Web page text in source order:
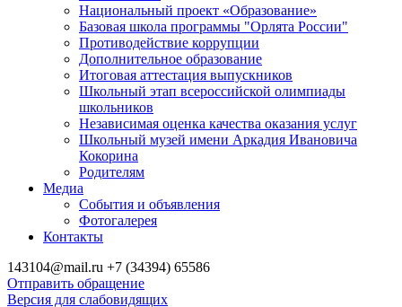
Национальный проект «Образование»
Базовая школа программы "Орлята России"
Противодействие коррупции
Дополнительное образование
Итоговая аттестация выпускников
Школьный этап всероссийской олимпиады
школьников
Независимая оценка качества оказания услуг
Школьный музей имени Аркадия Ивановича
Кокорина
Родителям
Медиа
События и объявления
Фотогалерея
Контакты
143104@mail.ru +7 (34394) 65586
Отправить обращение
Версия для слабовидящих